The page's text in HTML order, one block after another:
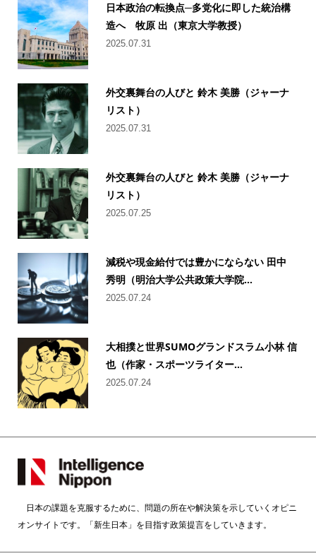
日本政治の転換点─多党化に即した統治構
造へ 牧原 出（東京大学教授）
2025.07.31
外交裏舞台の人びと 鈴木 美勝（ジャーナ
リスト）
2025.07.31
外交裏舞台の人びと 鈴木 美勝（ジャーナ
リスト）
2025.07.25
減税や現金給付では豊かにならない 田中
秀明（明治大学公共政策大学院...
2025.07.24
大相撲と世界SUMOグランドスラム小林 信
也（作家・スポーツライター...
2025.07.24
日本の課題を克服するために、問題の所在や解決策を示していくオピニ
オンサイトです。「新生日本」を目指す政策提言をしていきます。